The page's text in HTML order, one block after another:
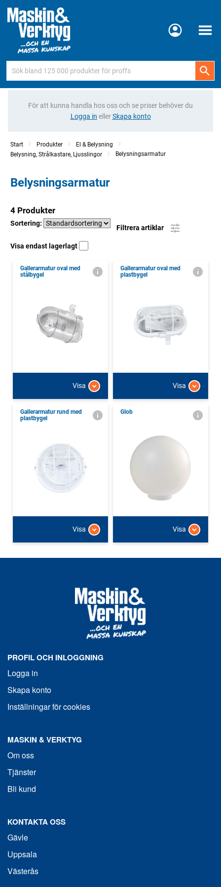
Meny
För att kunna handla hos oss och se priser behöver du
Logga in ellerSkapa konto
Start Produkter
El & Belysning
Belysning, Strålkastare, Ljusslingor
Belysningsarmatur
Belysningsarmatur
4 Produkter
Sortering:
Filtrera artiklar
Visa endast lagerlagt
Gallerarmatur oval med
stålbygel
Visa
Gallerarmatur oval med
plastbygel
Visa
Gallerarmatur rund med
plastbygel
Visa
Glob
Visa
PROFIL OCH INLOGGNING
Logga in
Skapa konto
Inställningar för cookies
MASKIN & VERKTYG
Om oss
Tjänster
Bli kund
KONTAKTA OSS
Gävle
Uppsala
Västerås